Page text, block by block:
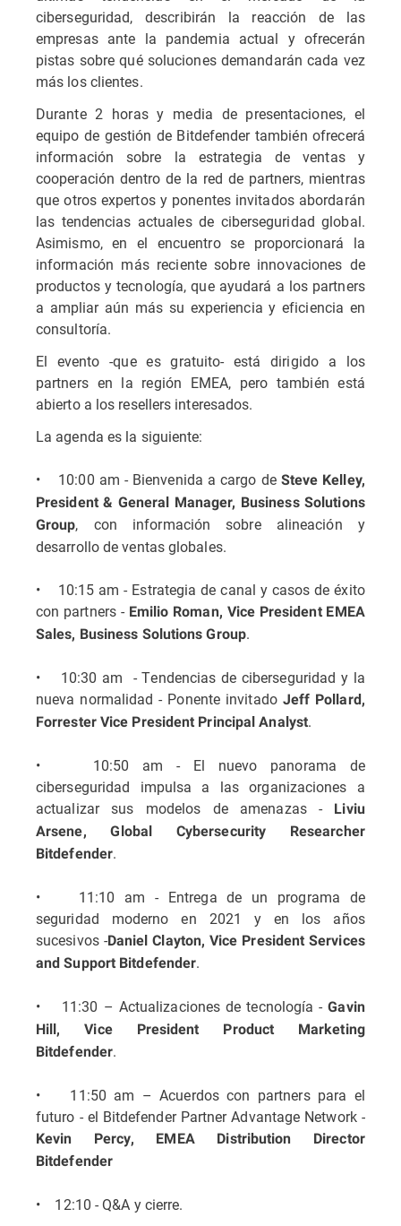
ciberseguridad, describirán la reacción de las
empresas ante la pandemia actual y ofrecerán
pistas sobre qué soluciones demandarán cada vez
más los clientes.
Durante 2 horas y media de presentaciones, el
equipo de gestión de Bitdefender también ofrecerá
información sobre la estrategia de ventas y
cooperación dentro de la red de partners, mientras
que otros expertos y ponentes invitados abordarán
las tendencias actuales de ciberseguridad global.
Asimismo, en el encuentro se proporcionará la
información más reciente sobre innovaciones de
productos y tecnología, que ayudará a los partners
a ampliar aún más su experiencia y eficiencia en
consultoría.
El evento -que es gratuito- está dirigido a los
partners en la región EMEA, pero también está
abierto a los resellers interesados.
La agenda es la siguiente:
• 10:00 am - Bienvenida a cargo de Steve Kelley,
President & General Manager, Business Solutions
Group, con información sobre alineación y
desarrollo de ventas globales.
• 10:15 am - Estrategia de canal y casos de éxito
con partners - Emilio Roman, Vice President EMEA
Sales, Business Solutions Group.
• 10:30 am - Tendencias de ciberseguridad y la
nueva normalidad - Ponente invitado Jeff Pollard,
Forrester Vice President Principal Analyst.
• 10:50 am - El nuevo panorama de
ciberseguridad impulsa a las organizaciones a
actualizar sus modelos de amenazas - Liviu
Arsene, Global Cybersecurity Researcher
Bitdefender.
• 11:10 am - Entrega de un programa de
seguridad moderno en 2021 y en los años
sucesivos -Daniel Clayton, Vice President Services
and Support Bitdefender.
• 11:30 – Actualizaciones de tecnología -Gavin
Hill, Vice President Product Marketing
Bitdefender.
• 11:50 am – Acuerdos con partners para el
futuro - el Bitdefender Partner Advantage Network -
Kevin Percy, EMEA Distribution Director
Bitdefender
• 12:10 - Q&A y cierre.